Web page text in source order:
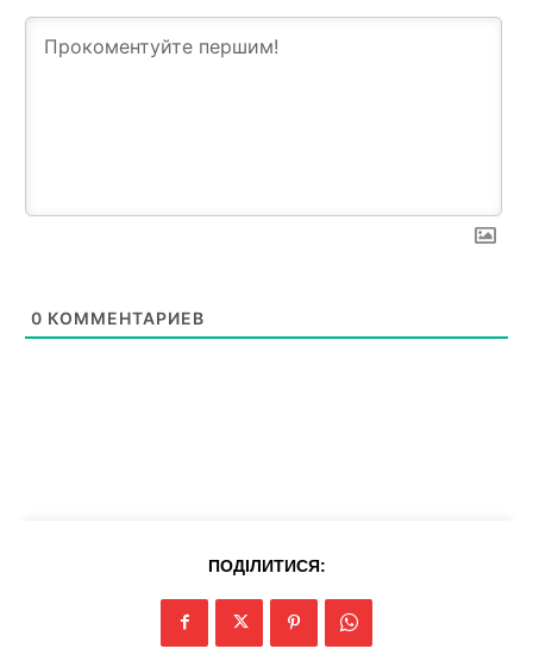
0 КОММЕНТАРИЕВ
ПОДІЛИТИСЯ: